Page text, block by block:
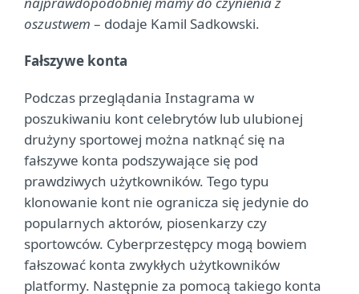
oszustwem – dodaje Kamil Sadkowski.
Fałszywe konta
Podczas przeglądania Instagrama w
poszukiwaniu kont celebrytów lub ulubionej
drużyny sportowej można natknąć się na
fałszywe konta podszywające się pod
prawdziwych użytkowników. Tego typu
klonowanie kont nie ogranicza się jedynie do
popularnych aktorów, piosenkarzy czy
sportowców. Cyberprzestępcy mogą bowiem
fałszować konta zwykłych użytkowników
platformy. Następnie za pomocą takiego konta